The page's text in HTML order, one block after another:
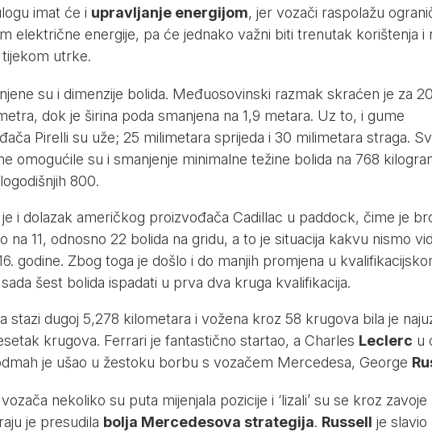
imat će i upravljanje energijom, jer vozači raspolažu
električne energije, pa će jednako važni biti trenutak korištenja i
utrke.
su i dimenzije bolida. Međuosovinski razmak skraćen je za
dok je širina poda smanjena na 1,9 metara. Uz to, i gume
Pirelli su uže; 25 milimetara sprijeda i 30 milimetara straga.
omogućile su i smanjenje minimalne težine bolida na 768
800.
i dolazak američkog proizvođača Cadillac u paddock, čime je
na 11, odnosno 22 bolida na gridu, a to je situacija kakvu nismo
godine. Zbog toga je došlo i do manjih promjena u
šest bolida ispadati u prva dva kruga kvalifikacija.
stazi dugoj 5,278 kilometara i vožena kroz 58 krugova bila je
krugova. Ferrari je fantastično startao, a Charles Leclerc u
je ušao u žestoku borbu s vozačem Mercedesa, George
nekoliko su puta mijenjala pozicije i ‘lizali’ su se kroz
je presudila bolja Mercedesova strategija. Russell je